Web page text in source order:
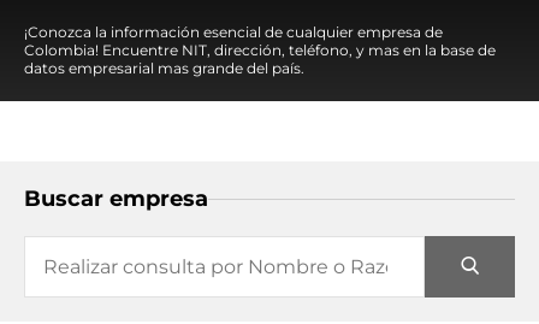
¡Conozca la información esencial de cualquier empresa de
Colombia! Encuentre NIT, dirección, teléfono, y mas en la base de
datos empresarial mas grande del país.
Buscar empresa